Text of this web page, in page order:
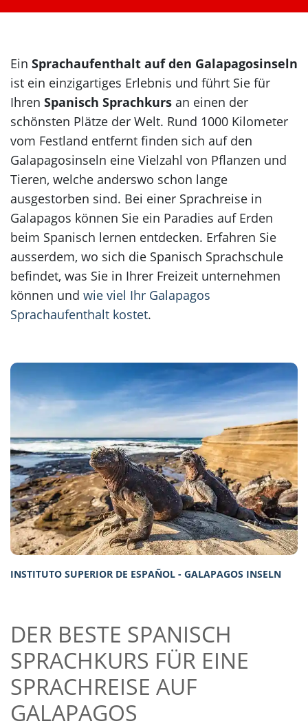
Ein Sprachaufenthalt auf den Galapagosinseln
ist ein einzigartiges Erlebnis und führt Sie für
Ihren Spanisch Sprachkurs an einen der
schönsten Plätze der Welt. Rund 1000 Kilometer
vom Festland entfernt finden sich auf den
Galapagosinseln eine Vielzahl von Pflanzen und
Tieren, welche anderswo schon lange
ausgestorben sind. Bei einer Sprachreise in
Galapagos können Sie ein Paradies auf Erden
beim Spanisch lernen entdecken. Erfahren Sie
ausserdem, wo sich die Spanisch Sprachschule
befindet, was Sie in Ihrer Freizeit unternehmen
können und wie viel Ihr Galapagos
Sprachaufenthalt kostet.
INSTITUTO SUPERIOR DE ESPAÑOL - GALAPAGOS INSELN
DER BESTE SPANISCH
SPRACHKURS FÜR EINE
SPRACHREISE AUF
GALAPAGOS